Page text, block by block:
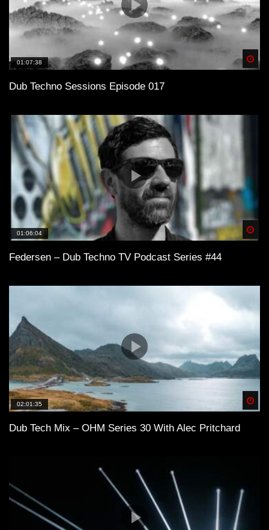
01:07:38
Dub Techno Sessions Episode 017
01:06:04
Federsen – Dub Techno TV Podcast Series #44
02:01:35
Dub Tech Mix – OHM Series 30 With Alec Pritchard